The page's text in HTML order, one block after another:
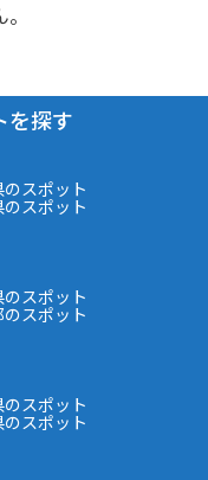
を探す
スポット
スポット
スポット
スポット
スポット
スポット